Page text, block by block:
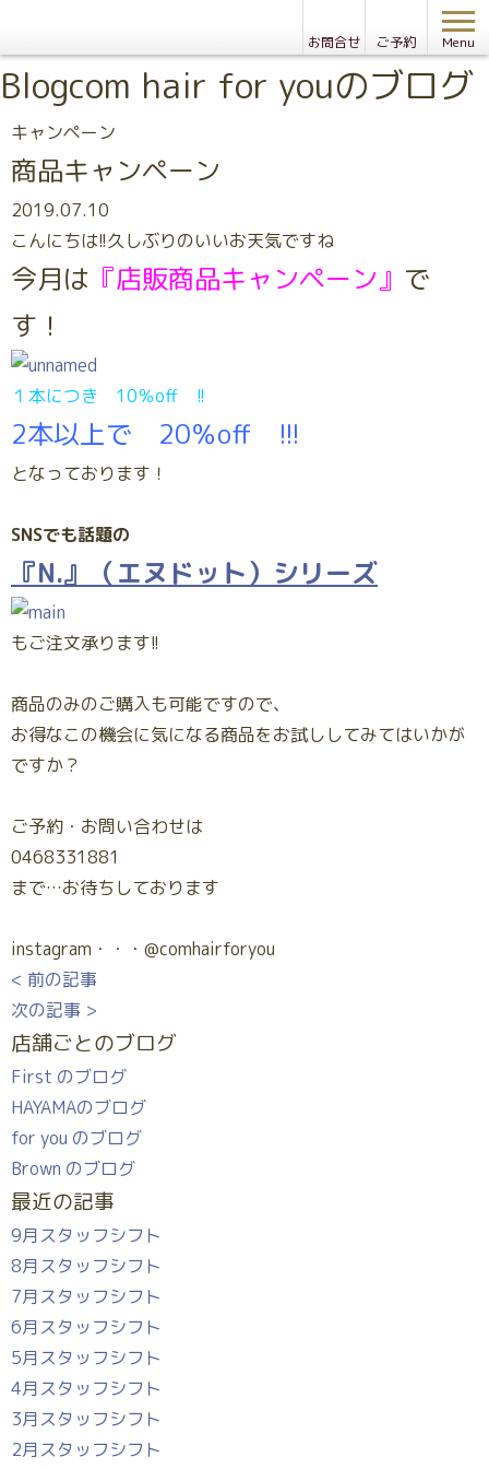
お問合せ ご予約 Menu
Blogcom hair for youのブログ
キャンペーン
商品キャンペーン
2019.07.10
こんにちは!!久しぶりのいいお天気ですね
今月は 『店販商品キャンペーン』 で
す！
１本につき 10％off !!
2本以上で 20％off !!!
となっております！
SNSでも話題の
『N.』（エヌドット）シリーズ
もご注文承ります!!
商品のみのご購入も可能ですので、
お得なこの機会に気になる商品をお試ししてみてはいかが
ですか？
ご予約・お問い合わせは
0468331881
まで…お待ちしております
instagram・・・@comhairforyou
< 前の記事
次の記事 >
店舗ごとのブログ
First のブログ
HAYAMAのブログ
for you のブログ
Brown のブログ
最近の記事
9月スタッフシフト
8月スタッフシフト
7月スタッフシフト
6月スタッフシフト
5月スタッフシフト
4月スタッフシフト
3月スタッフシフト
2月スタッフシフト